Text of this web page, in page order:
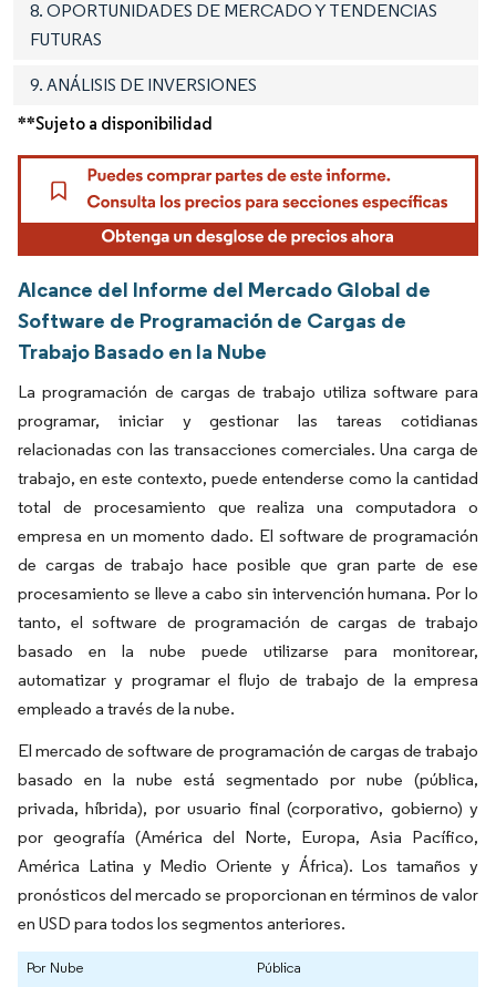
8. OPORTUNIDADES DE MERCADO Y TENDENCIAS
FUTURAS
9. ANÁLISIS DE INVERSIONES
**Sujeto a disponibilidad
Alcance del Informe del Mercado Global de
Software de Programación de Cargas de
Trabajo Basado en la Nube
La programación de cargas de trabajo utiliza software para
programar, iniciar y gestionar las tareas cotidianas
relacionadas con las transacciones comerciales. Una carga de
trabajo, en este contexto, puede entenderse como la cantidad
total de procesamiento que realiza una computadora o
empresa en un momento dado. El software de programación
de cargas de trabajo hace posible que gran parte de ese
procesamiento se lleve a cabo sin intervención humana. Por lo
tanto, el software de programación de cargas de trabajo
basado en la nube puede utilizarse para monitorear,
automatizar y programar el flujo de trabajo de la empresa
empleado a través de la nube.
El mercado de software de programación de cargas de trabajo
basado en la nube está segmentado por nube (pública,
privada, híbrida), por usuario final (corporativo, gobierno) y
por geografía (América del Norte, Europa, Asia Pacífico,
América Latina y Medio Oriente y África). Los tamaños y
pronósticos del mercado se proporcionan en términos de valor
en USD para todos los segmentos anteriores.
Por Nube
Pública